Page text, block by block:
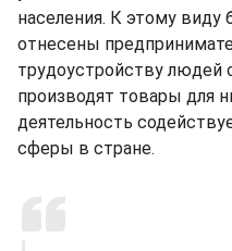
населения. К этому виду
отнесены
трудоустройству людей
производят товары для
деятельность
сферы в стране.